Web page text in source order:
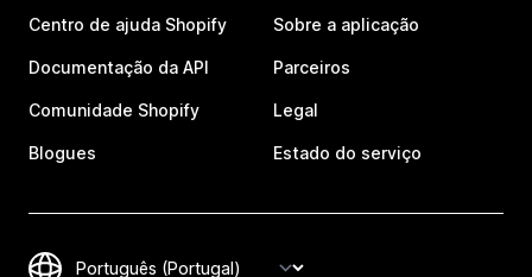
Centro de ajuda Shopify
Documentação da API
Comunidade Shopify
Blogues
Sobre a aplicação
Parceiros
Legal
Estado do serviço